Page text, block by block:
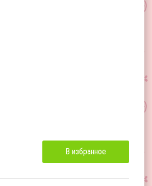
В избранное